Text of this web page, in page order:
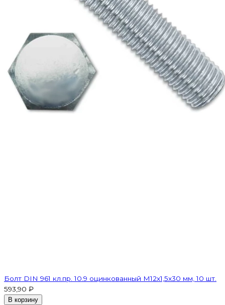
Болт DIN 961 кл.пр. 10.9 оцинкованный М12х1,5х30 мм, 10 шт.
593,90 ₽
В корзину